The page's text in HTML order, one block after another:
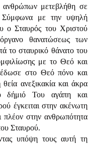
μετεβλήθη σε
Σύμφωνα με την υψηλή
ο Σταυρός του Χριστού
θανατώσεως των
το σταυρικό θάνατο του
με το Θεό και
στο Θεό πόνο και
ανεξικακία και άκρα
δήμιό Του αγάπη και
έγκειται στην ακένωτη
πλέον στην ανθρωπότητα
Σταυρού.
υπόψη τους αυτή τη